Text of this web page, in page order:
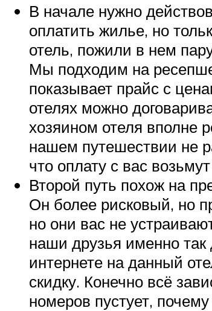
В начале нужно
оплатить жилье, но
отель, пожили в нем
Мы подходим на
показывает прайс с
отелях можно
хозяином отеля вполне
нашем путешествии не
что оплату с вас
Второй путь похож на
Он более рисковый, но
но они вас не
наши друзья именно
интернете на данный
скидку. Конечно всё
номеров пустует,